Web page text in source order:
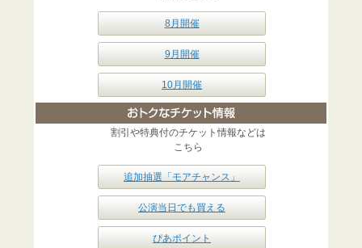
8月開催
9月開催
10月開催
割引や特典付のチケット情報などは
こちら
追加抽選「モアチャンス」
公演当日でも買える
ぴあポイント